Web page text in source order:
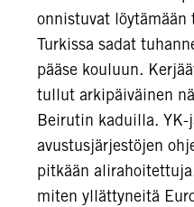
onnistuvat löytämään
Turkissa sadat
pääse kouluun.
tullut arkipäiväinen
Beirutin kaduilla.
avustusjärjestöjen
pitkään
miten yllättyneitä